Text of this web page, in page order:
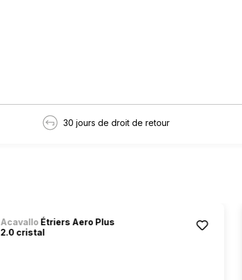
30 jours de droit de retour
Acavallo Étriers Aero Plus
2.0 cristal